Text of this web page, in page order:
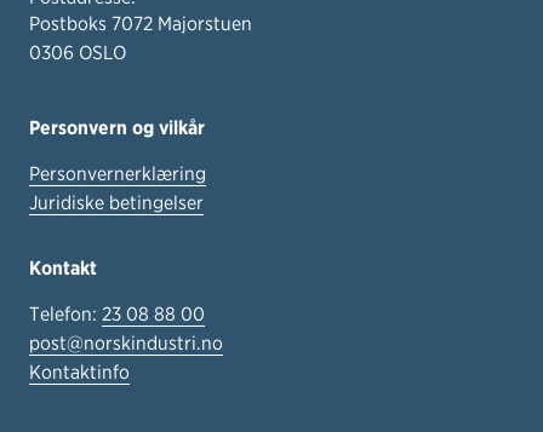
Postboks 7072 Majorstuen
0306 OSLO
Personvern og vilkår
Personvernerklæring
Juridiske betingelser
Kontakt
Telefon: 23 08 88 00
post@norskindustri.no
Kontaktinfo